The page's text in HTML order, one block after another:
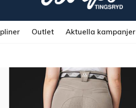
Outlet Aktuella kampanjer